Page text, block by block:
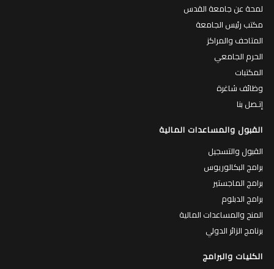
لمحة عن جامعة القدس
مكتب رئيس الجامعة
المتاحف والمراكز
الحرم الجامعي
المكتبات
وظائف شاغرة
إتـصل بنا
القبول والمساعدات المالية
القبول والتسجيل
برامج البكالوريوس
برامج الماجستير
برامج الدبلوم
المنح والمساعدات المالية
برنامج الزائر الدولي
الكليات والبرامج